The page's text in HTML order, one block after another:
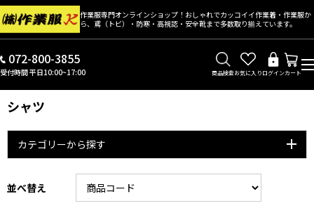
作業服専門オンラインショップ！おしゃれでカッコイイ作業着・作業服か
ら、鳶（トビ）・防寒・高視認・安全靴まで多数取り揃えています。
072-800-3855
受付時間 平日10:00~17:00 商品検索お気に入りログインカート
シャツ
カテゴリーから探す
並べ替え